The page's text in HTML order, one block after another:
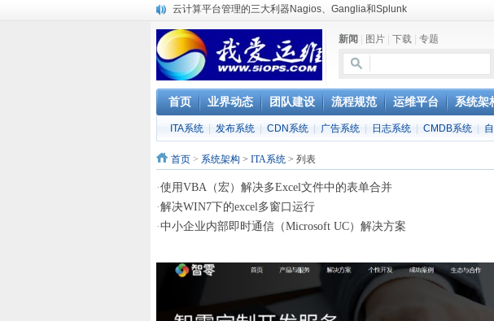
云计算平台管理的三大利器Nagios、Ganglia和Splunk
服务器遭黑客入侵导致网络流量异常的排查分析
复杂网络架构导致的诡异网络问题排查分享
Percona Playback 0.3 development release
使用jmx client监控activemq
Hive查询OOM分析
浅解Facebook的服务器架构
一淘网后面的技术与架构
实现多个无线AP桥接，扩大家庭WIFI覆盖
Linux下系统或服务排障的最佳实践
新闻 图片 下载 专题
首页 业界动态 团队建设 流程规范 运维平台 系统架
ITA系统 发布系统 CDN系统 广告系统 日志系统 CMDB系统
首页 > 系统架构 > ITA系统 > 列表
·使用VBA（宏）解决多Excel文件中的表单合并
·解决WIN7下的excel多窗口运行
·中小企业内部即时通信（Microsoft UC）解决方案